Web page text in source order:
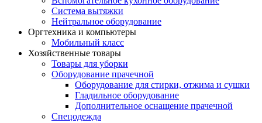
Система вытяжки
Нейтральное оборудование
Оргтехника и компьютеры
Мобильный класс
Хозяйственные товары
Товары для уборки
Оборудование прачечной
Оборудование для стирки, отжима и сушки
Гладильное оборудование
Дополнительное оснащение прачечной
Спецодежда